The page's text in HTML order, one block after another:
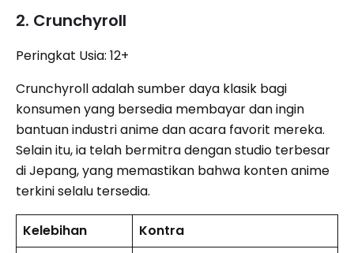
2. Crunchyroll
Peringkat Usia: 12+
Crunchyroll adalah sumber daya klasik bagi
konsumen yang bersedia membayar dan ingin
bantuan industri anime dan acara favorit mereka.
Selain itu, ia telah bermitra dengan studio terbesar
di Jepang, yang memastikan bahwa konten anime
terkini selalu tersedia.
Kelebihan
Kontra